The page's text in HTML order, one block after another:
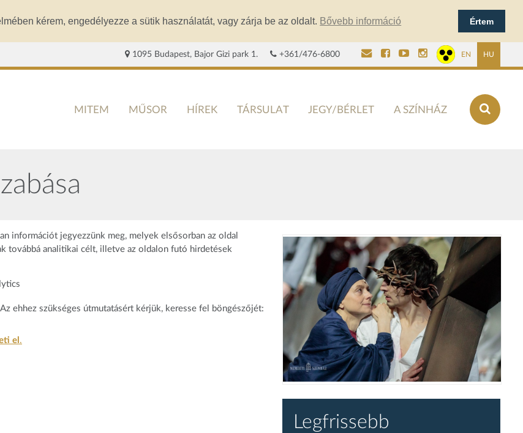
kérem, engedélyezze a sütik használatát, vagy zárja be az oldalt. Bővebb információ Értem
1095 Budapest, Bajor Gizi park 1. +361/476-6800 EN HU
MITEM MŰSOR HÍREK TÁRSULAT JEGY/BÉRLET A SZÍNHÁZ
információt jegyezzünk meg, melyek elsősorban az oldal
továbbá analitikai célt, illetve az oldalon futó hirdetések
ehhez szükséges útmutatásért kérjük, keresse fel böngészőjét:
el .
Legfrissebb